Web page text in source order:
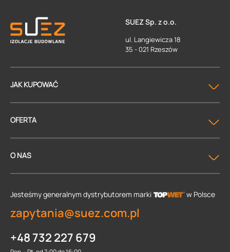
SUEZ Sp. z o.o.
ul. Langiewicza 18
35 - 021 Rzeszów
JAK KUPOWAĆ
OFERTA
O NAS
Jesteśmy generalnym dystrybutorem marki w Polsce
zapytania@suez.com.pl
+48 732 227 679